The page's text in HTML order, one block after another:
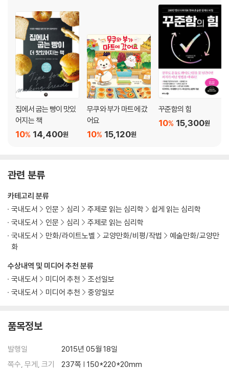
집에서 굽는 빵이 맛있
어지는 책
14,400원
10%
무쿠와 부가 마트에 갔
어요
15,120원
10%
꾸준함의 힘
15,300원
10%
관련 분류
수상내역 및 미디어 추천 분류
국내도서
미디어 추천
조선일보
국내도서
미디어 추천 중앙일보
카테고리 분류
국내도서
인문 심리 주제로 읽는 심리학
쉽게 읽는 심리학
국내도서
인문 심리
주제로 읽는 심리학
국내도서
만화/라이트노벨 교양만화/비평/작법
예술만화/교양만
화
품목정보
발행일
2015년 05월 18일
쪽수, 무게, 크기
237쪽 | 150*220*20mm